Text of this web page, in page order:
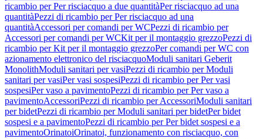
ricambio per Per risciacquo a due quantitàPer risciacquo ad una
quantitàPezzi di ricambio per Per risciacquo ad una
quantitàAccessori per comandi per WCPezzi di ricambio per
Accessori per comandi per WCKit per il montaggio grezzoPezzi di
ricambio per Kit per il montaggio grezzoPer comandi per WC con
azionamento elettronico del risciacquoModuli sanitari Geberit
MonolithModuli sanitari per vasiPezzi di ricambio per Moduli
sanitari per vasiPer vasi sospesiPezzi di ricambio per Per vasi
sospesiPer vaso a pavimentoPezzi di ricambio per Per vaso a
pavimentoAccessoriPezzi di ricambio per AccessoriModuli sanitari
per bidetPezzi di ricambio per Moduli sanitari per bidetPer bidet
sospesi e a pavimentoPezzi di ricambio per Per bidet sospesi e a
pavimentoOrinatoiOrinatoi, funzionamento con risciacquo, con